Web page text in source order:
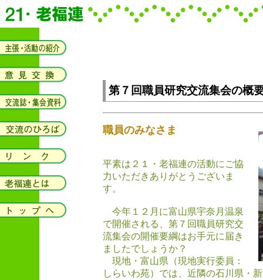
第７回職員研究交流集会の概
職員のみなさま
平素は２１・老福連の活動にご協
力いただきありがとうございま
す。
今年１２月に富山県宇奈月温泉
で開催される、第７回職員研究交
流集会の開催要綱はお手元に届き
ましたでしょうか？
現地・富山県（現地実行委員：
しらいわ苑）では、近隣の石川県・